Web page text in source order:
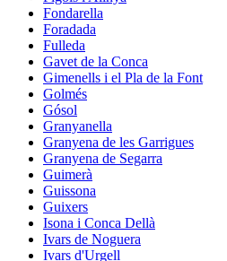
Fondarella
Foradada
Fulleda
Gavet de la Conca
Gimenells i el Pla de la Font
Golmés
Gósol
Granyanella
Granyena de les Garrigues
Granyena de Segarra
Guimerà
Guissona
Guixers
Isona i Conca Dellà
Ivars de Noguera
Ivars d'Urgell